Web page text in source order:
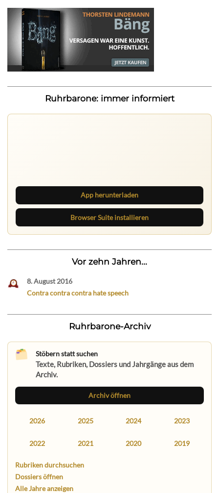
Ruhrbarone: immer informiert
App herunterladen
Browser Suite installieren
Vor zehn Jahren...
8. August 2016
Contra contra contra hate speech
Ruhrbarone-Archiv
Stöbern statt suchen
Texte, Rubriken, Dossiers und Jahrgänge aus dem
Archiv.
Archiv öffnen
2026 2025 2024 2023
2022 2021 2020 2019
Rubriken durchsuchen
Dossiers öffnen
Alle Jahre anzeigen